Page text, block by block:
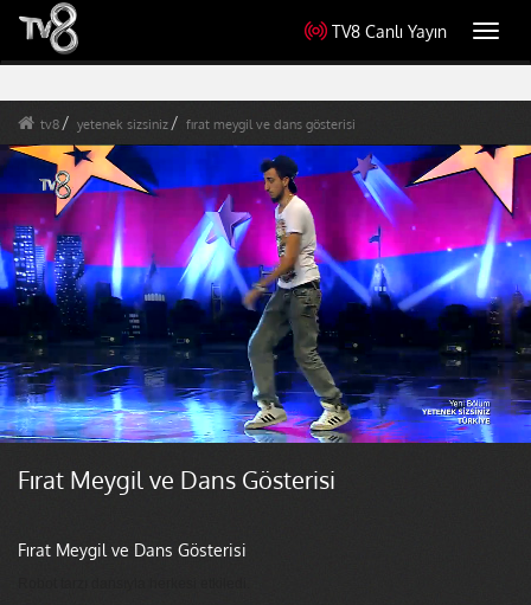
TV8 Canlı Yayın
tv8 yetenek sizsiniz fırat meygil ve dans gösterisi
Fırat Meygil ve Dans Gösterisi
Fırat Meygil ve Dans Gösterisi